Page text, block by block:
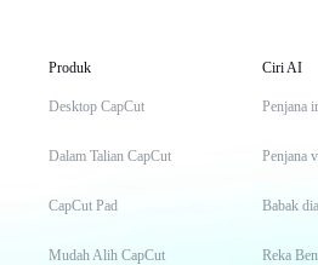
Produk
Desktop CapCut
Dalam Talian CapCut
CapCut Pad
Mudah Alih CapCut
Ciri AI
Penjana
Penjana
Babak
Reka